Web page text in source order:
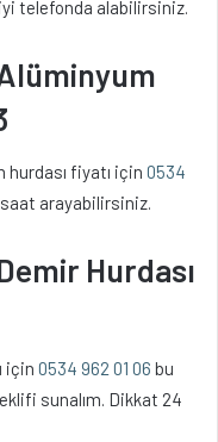
telefonda alabilirsiniz.
fiyatı için 0534
arayabilirsiniz.
Hurdası
için 0534 962 01 06 bu
sunalım. Dikkat 24